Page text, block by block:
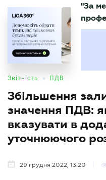
БУХГАЛТЕР
"За
Звітність • ПДВ
Збільшення
значення ПДВ:
вказувати в
уточнюючого
29 грудня 2022, 13:20